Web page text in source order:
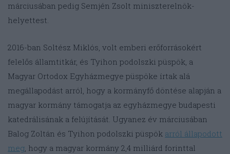
márciusában pedig Semjén Zsolt miniszterelnök-
helyettest.
2016-ban Soltész Miklós, volt emberi erőforrásokért
felelős államtitkár, és Tyihon podolszki püspök, a
Magyar Ortodox Egyházmegye püspöke írtak alá
megállapodást arról, hogy a kormányfő döntése alapján a
magyar kormány támogatja az egyházmegye budapesti
katedrálisának a felújítását. Ugyanez év márciusában
Balog Zoltán és Tyihon podolszki püspök arról állapodott
meg, hogy a magyar kormány 2,4 milliárd forinttal